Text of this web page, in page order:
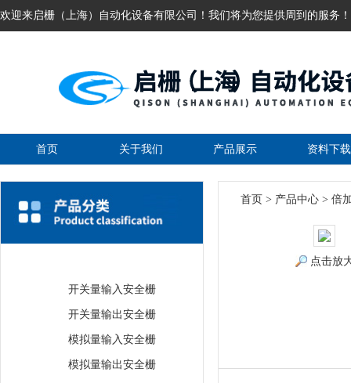
欢迎来启栅（上海）自动化设备有限公司！我们将为您提供周到的服务！
首页 关于我们 产品展示 资料下载
开关量输入安全栅
开关量输出安全栅
模拟量输入安全栅
模拟量输出安全栅
首页 > 产品中心 > 倍
点击放